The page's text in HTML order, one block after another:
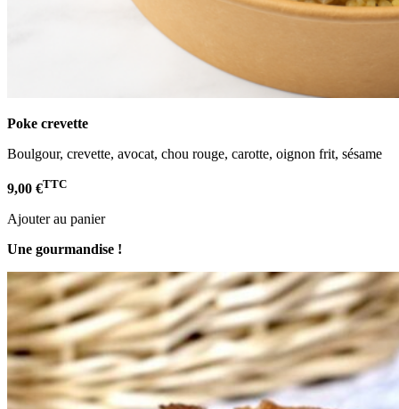
Poke crevette
Boulgour, crevette, avocat, chou rouge, carotte, oignon frit, sésame
9,00 €TTC
Ajouter au panier
Une gourmandise !